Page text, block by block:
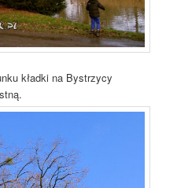
kładki na Bystrzycy